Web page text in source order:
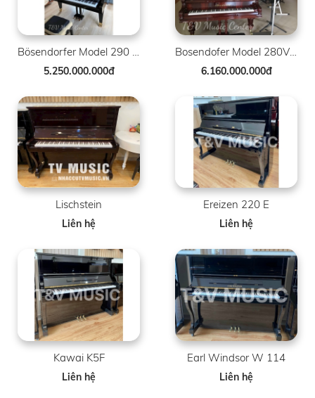
Bösendorfer Model 290 SR 41268-8007
5.250.000.000đ
Bosendofer Model 280VC ( 88 Phím )
6.160.000.000đ
Lischstein
Liên hệ
Ereizen 220 E
Liên hệ
Kawai K5F
Liên hệ
Earl Windsor W 114
Liên hệ